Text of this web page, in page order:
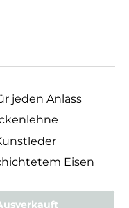
jeden Anlass
Eisen